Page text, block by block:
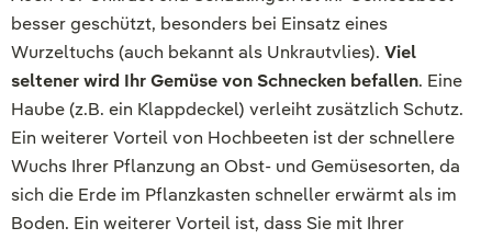
besser geschützt, besonders bei Einsatz eines
Wurzeltuchs (auch bekannt als Unkrautvlies). Viel
seltener wird Ihr Gemüse von Schnecken befallen. Eine
Haube (z.B. ein Klappdeckel) verleiht zusätzlich Schutz.
Ein weiterer Vorteil von Hochbeeten ist der schnellere
Wuchs Ihrer Pflanzung an Obst- und Gemüsesorten, da
sich die Erde im Pflanzkasten schneller erwärmt als im
Boden. Ein weiterer Vorteil ist, dass Sie mit Ihrer